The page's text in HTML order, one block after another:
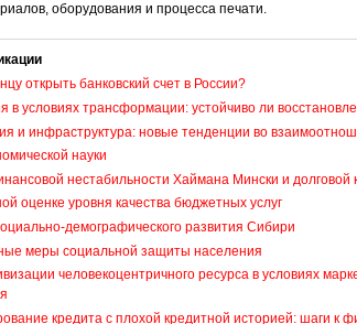
оборудования и процесса печати.
открыть банковский счет в России?
в условиях трансформации: устойчиво ли
и инфраструктура: новые тенденции во
науки
нестабильности Хаймана Мински и долговой
оценке уровня качества бюджетных услуг
демографического развития Сибири
меры социальной защиты населения
человекоцентричного ресурса в условиях
кредита с плохой кредитной историей: шаги к